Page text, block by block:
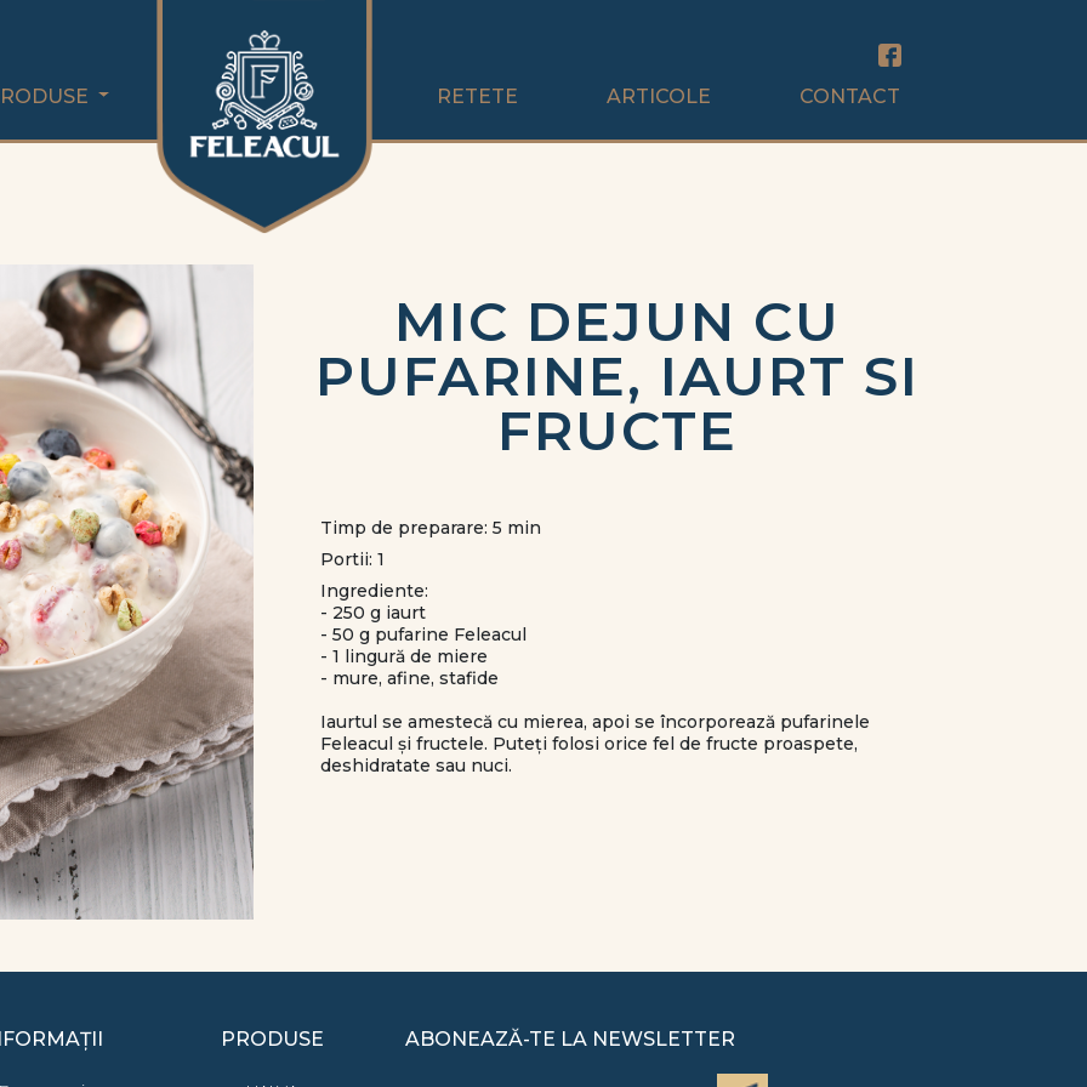
RETETE ARTICOLE CONTACT
MIC DEJUN CU
PUFARINE, IAURT SI
FRUCTE
Timp de preparare: 5 min
Portii: 1
Ingrediente:
- 250 g iaurt
- 50 g pufarine Feleacul
- 1 lingură de miere
- mure, afine, stafide
Iaurtul se amestecă cu mierea, apoi se încorporează pufarinele
Feleacul și fructele. Puteți folosi orice fel de fructe proaspete,
deshidratate sau nuci.
PRODUSE ABONEAZĂ-TE LA NEWSLETTER